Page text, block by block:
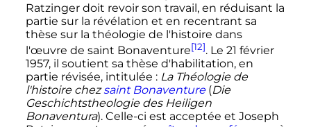
Ratzinger doit revoir son travail, en réduisant la
partie sur la révélation et en recentrant sa
thèse sur la théologie de l'histoire dans
l'œuvre de saint Bonaventure[12]. Le 21 février
1957, il soutient sa thèse d'habilitation, en
partie révisée, intitulée : La Théologie de
l'histoire chezsaint Bonaventure(Die
Geschichtstheologie des Heiligen
Bonaventura). Celle-ci est acceptée et Joseph